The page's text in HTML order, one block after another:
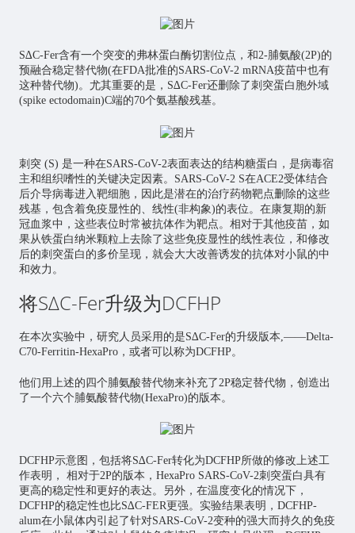
S∆C-Fer含有一个突变的弗林蛋白酶切割位点，和2-脯氨酸(2P)的
预融合稳定替代物(在FDA批准的SARS-CoV-2 mRNA疫苗中也有
这种替代物)。尤其重要的是，S∆C-Fer还删除了刺突蛋白胞外域
(spike ectodomain)C端的70个氨基酸残基。
刺突 (S) 是一种在SARS-CoV-2表面表达的结构糖蛋白，是病毒宿
主和组织嗜性的关键决定因素。SARS-CoV-2 S在ACE2受体结合
后介导病毒进入靶细胞，因此是潜在的治疗药物靶点删除的这些
残基，包含着免疫显性的、线性(非构象)的表位。在康复期的新
冠血浆中，这些表位时常被抗体作为靶点。相对于其他疫苗，如
果从铁蛋白纳米颗粒上去除了这些免疫显性的线性表位，和修改
后的刺突蛋白的多价呈现，就会大大改善诱发的抗体对小鼠的中
和效力。
将S∆C-Fer升级为DCFHP
在本次实验中，研究人员采用的是S∆C-Fer的升级版本,——Delta-
C70-Ferritin-HexaPro，或者可以称为DCFHP。
他们用上述的四个脯氨酸替代物来补充了2P稳定替代物，创造出
了一个六个脯氨酸替代物(HexaPro)的版本。
DCFHP示意图，包括将S∆C-Fer转化为DCFHP所做的修改上述工
作表明， 相对于2P的版本，HexaPro SARS-CoV-2刺突蛋白具有
更高的稳定性和更好的表达。另外，在温度变化的情况下，
DCFHP的稳定性也比S∆C-FER更强。实验结果表明，DCFHP-
alum在小鼠体内引起了针对SARS-CoV-2变种的强大而持久的免疫